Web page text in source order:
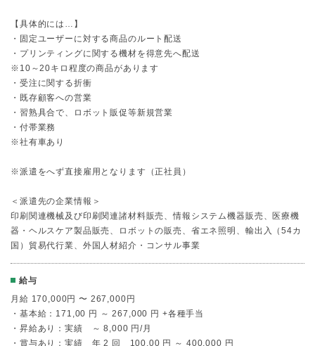
【具体的には…】
・固定ユーザーに対する商品のルート配送
・プリンティングに関する機材を得意先へ配送
※10～20キロ程度の商品があります
・受注に関する折衝
・既存顧客への営業
・習熟具合で、ロボット販促等新規営業
・付帯業務
※社有車あり
※派遣をへず直接雇用となります（正社員）
＜派遣先の企業情報＞
印刷関連機械及び印刷関連諸材料販売、情報システム機器販売、医療機
器・ヘルスケア製品販売、ロボットの販売、省エネ照明、輸出入（54カ
国）貿易代行業、外国人材紹介・コンサル事業
給与
月給 170,000円 〜 267,000円
・基本給：171,00 円 ～ 267,000 円 +各種手当
・昇給あり：実績 ～ 8,000 円/月
・賞与あり：実績 年 2 回 100,00 円 ～ 400,000 円